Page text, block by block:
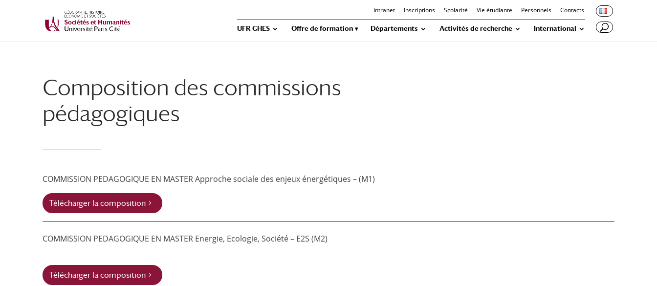
Intranet Inscriptions Scolarité Vie étudiante Personnels Contacts
UFR GHES Offre de formation Départements Activités de recherche International
Composition des commissions
pédagogiques
COMMISSION PEDAGOGIQUE EN MASTER Approche sociale des enjeux énergétiques – (M1)
Télécharger la composition
COMMISSION PEDAGOGIQUE EN MASTER Energie, Ecologie, Société – E2S (M2)
Télécharger la composition